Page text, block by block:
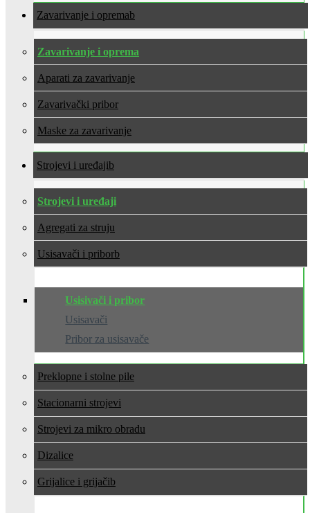
Zavarivanje i oprema
Zavarivanje i oprema
Aparati za zavarivanje
Zavarivački pribor
Maske za zavarivanje
Strojevi i uređaji
Strojevi i uređaji
Agregati za struju
Usisavači i pribor
Usisivači i pribor
Usisavači
Pribor za usisavače
Preklopne i stolne pile
Stacionarni strojevi
Strojevi za mikro obradu
Dizalice
Grijalice i grijači